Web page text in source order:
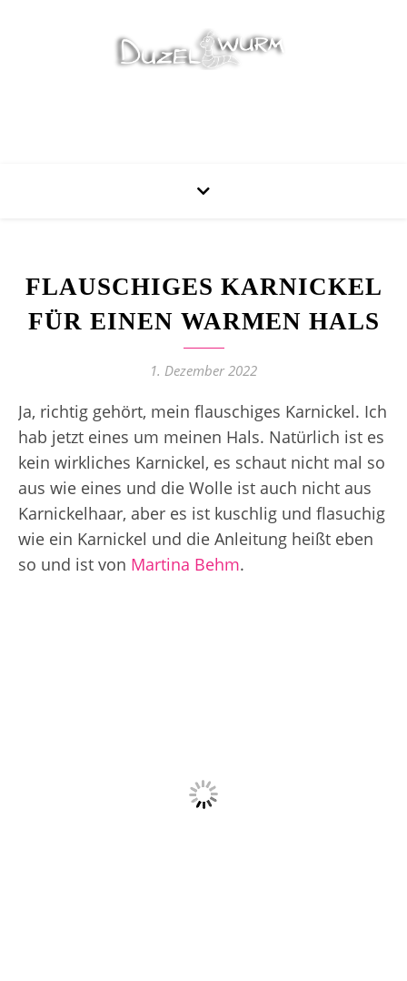
FLAUSCHIGES KARNICKEL
FÜR EINEN WARMEN HALS
1. Dezember 2022
Ja, richtig gehört, mein flauschiges Karnickel. Ich
hab jetzt eines um meinen Hals. Natürlich ist es
kein wirkliches Karnickel, es schaut nicht mal so
aus wie eines und die Wolle ist auch nicht aus
Karnickelhaar, aber es ist kuschlig und flasuchig
wie ein Karnickel und die Anleitung heißt eben
so und ist von Martina Behm.